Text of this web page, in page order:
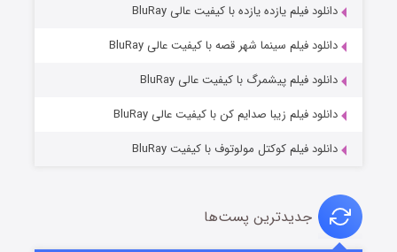
دانلود فیلم یازده یازده با کیفیت عالی BluRay
دانلود فیلم سینما شهر قصه با کیفیت عالی BluRay
دانلود فیلم پیشمرگ با کیفیت عالی BluRay
دانلود فیلم زیبا صدایم کن با کیفیت عالی BluRay
دانلود فیلم کوکتل مولوتوف با کیفیت BluRay
جدیدترین پست‌ها